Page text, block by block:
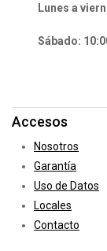
Lunes a
Sábado:
Accesos
Nosotros
Garantía
Uso de Datos
Locales
Contacto